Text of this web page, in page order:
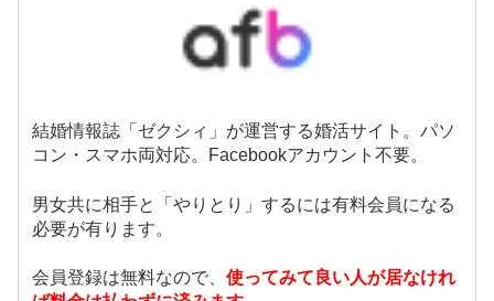
結婚情報誌「ゼクシィ」が運営する婚活サイト。パソ
コン・スマホ両対応。Facebookアカウント不要。
男女共に相手と「やりとり」するには有料会員になる
必要が有ります。
会員登録は無料なので、使ってみて良い人が居なけれ